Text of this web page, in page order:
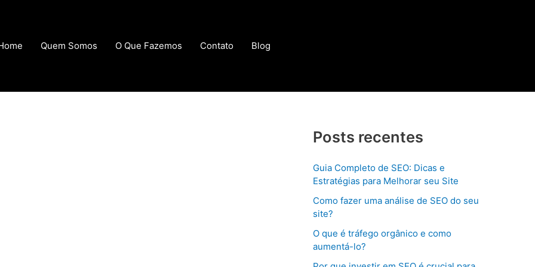
Quem Somos O Que Fazemos Contato Blog
Posts recentes
Guia Completo de SEO: Dicas e
Estratégias para Melhorar seu Site
Como fazer uma análise de SEO do seu
site?
O que é tráfego orgânico e como
aumentá-lo?